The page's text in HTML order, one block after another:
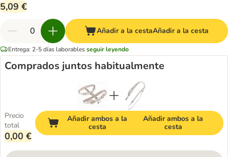
5,09 €
Añadir a la cestaAñadir a la cesta
Entrega: 2-5 días laborablesseguir leyendo
Comprados juntos habitualmente
Precio
total
0,00 €
Añadir ambos a la
cesta
Añadir ambos a la
cesta